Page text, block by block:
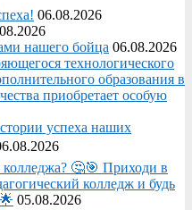
06.08.2026
нашего бойца 06.08.2026
технологического
образования в
приобретает особую
успеха наших
🤔🎯 Приходи в
колледж и будь
05.08.2026